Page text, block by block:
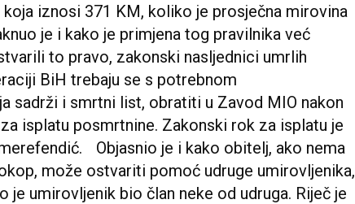
iznosi 371 KM, koliko je prosječna mirovina
je i kako je primjena tog pravilnika već
to pravo, zakonski nasljednici umrlih
BiH trebaju se s potrebnom
sadrži i smrtni list, obratiti u Zavod MIO nakon
isplatu posmrtnine. Zakonski rok za isplatu je
Objasnio je i kako obitelj, ako nema
može ostvariti pomoć udruge umirovljenika,
je umirovljenik bio član neke od udruga. Riječ je